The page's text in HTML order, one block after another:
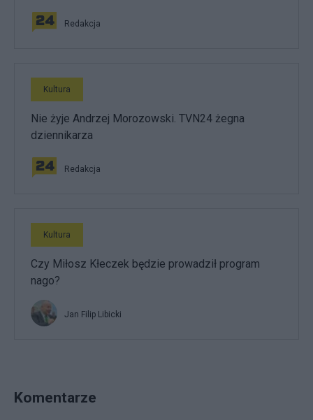
Redakcja
Kultura
Nie żyje Andrzej Morozowski. TVN24 żegna
dziennikarza
Redakcja
Kultura
Czy Miłosz Kłeczek będzie prowadził program
nago?
Jan Filip Libicki
Komentarze